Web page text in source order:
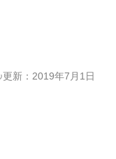
更新：2019年7月1日